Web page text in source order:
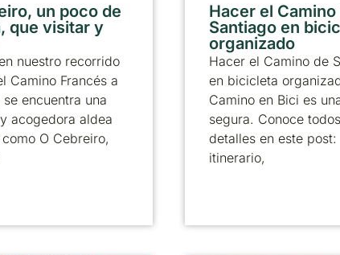
un poco de
que visitar y
nuestro recorrido
Camino Francés a
se encuentra una
acogedora aldea
O Cebreiro,
Hacer el Camino
Santiago en
organizado
Hacer el Camino de
en bicicleta
Camino en Bici es
segura. Conoce
detalles en este post:
itinerario,